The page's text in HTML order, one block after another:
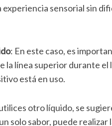
sensorial sin
: En este caso, es
la línea superior durante
está en uso.
otro líquido, se
solo sabor, puede realizar